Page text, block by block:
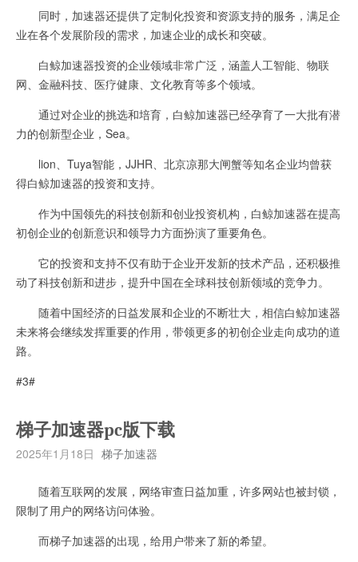
同时，加速器还提供了定制化投资和资源支持的服务，满足企
业在各个发展阶段的需求，加速企业的成长和突破。
白鲸加速器投资的企业领域非常广泛，涵盖人工智能、物联
网、金融科技、医疗健康、文化教育等多个领域。
通过对企业的挑选和培育，白鲸加速器已经孕育了一大批有潜
力的创新型企业，Sea。
lion、Tuya智能，JJHR、北京凉那大闸蟹等知名企业均曾获
得白鲸加速器的投资和支持。
作为中国领先的科技创新和创业投资机构，白鲸加速器在提高
初创企业的创新意识和领导力方面扮演了重要角色。
它的投资和支持不仅有助于企业开发新的技术产品，还积极推
动了科技创新和进步，提升中国在全球科技创新领域的竞争力。
随着中国经济的日益发展和企业的不断壮大，相信白鲸加速器
未来将会继续发挥重要的作用，带领更多的初创企业走向成功的道
路。
#3#
梯子加速器pc版下载
2025年1月18日 梯子加速器
随着互联网的发展，网络审查日益加重，许多网站也被封锁，
限制了用户的网络访问体验。
而梯子加速器的出现，给用户带来了新的希望。